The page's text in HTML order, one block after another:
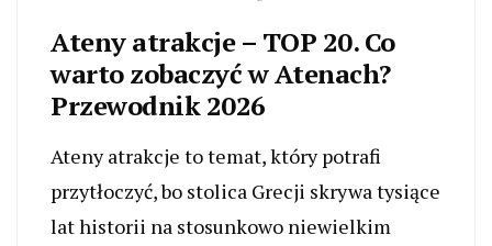
Ateny atrakcje – TOP 20. Co
warto zobaczyć w Atenach?
Przewodnik 2026
Ateny atrakcje to temat, który potrafi
przytłoczyć, bo stolica Grecji skrywa tysiące
lat historii na stosunkowo niewielkim